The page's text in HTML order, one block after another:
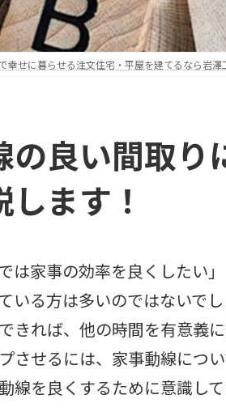
幸せに暮らせる注文住宅・平屋を建てるなら岩澤
の良い間取り
します！
は家事の効率を良くしたい」
いる方は多いのではないでし
きれば、他の時間を有意義に
させるには、家事動線につい
線を良くするために意識し